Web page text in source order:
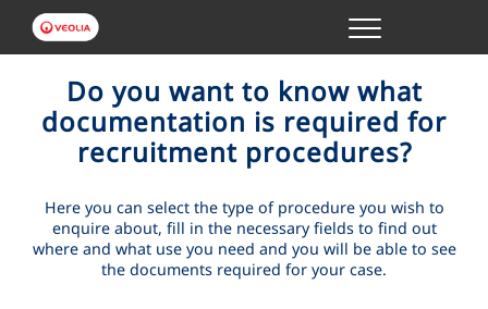
Menu
ONLINE TRANSACTIONS
YOUR SERVICE
YOUR WATER
ABOUT US
Do you want to know what
documentation is required for
recruitment procedures?
Here you can select the type of procedure you wish to
enquire about, fill in the necessary fields to find out
where and what use you need and you will be able to see
the documents required for your case.